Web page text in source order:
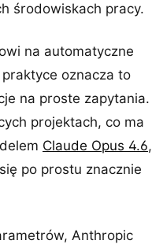
środowiskach pracy.
na automatyczne
oznacza to
na proste zapytania.
projektach, co ma
Claude Opus 4.6,
po prostu znacznie
Anthropic